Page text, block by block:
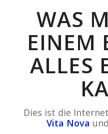
WAS
EINEM
ALLES
Dies ist die
Vita Nova